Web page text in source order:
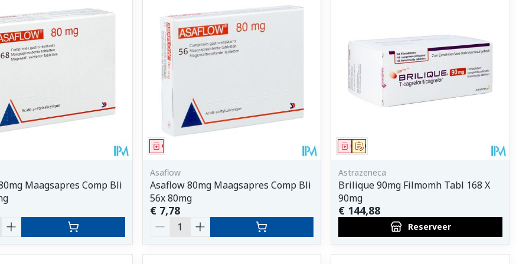
Insectenwerende
Parfums en
geurproducten
Zelfbruiner Scheren CBD
Toon meer
Maagsapres Comp Bli
Geneesmiddel
Asaflow
Asaflow 80mg Maagsapres Comp Bli
56x 80mg
€ 7,78
Aantal
Op voorschrift
Geneesmiddel
Astrazeneca
Brilique 90mg Filmomh Tabl 168 X
90mg
€ 144,88
Reserveer